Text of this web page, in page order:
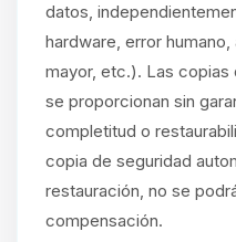
datos,
hardware, error
mayor, etc.). Las copias
se proporcionan sin
completitud o
copia de seguridad
restauración, no se
compensación.